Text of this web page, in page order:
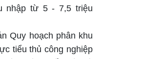
nhập từ 5 - 7,5 triệu
Quy hoạch phân khu
tiểu thủ công nghiệp